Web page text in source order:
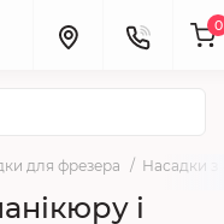
0
для фрезера Насадки
і